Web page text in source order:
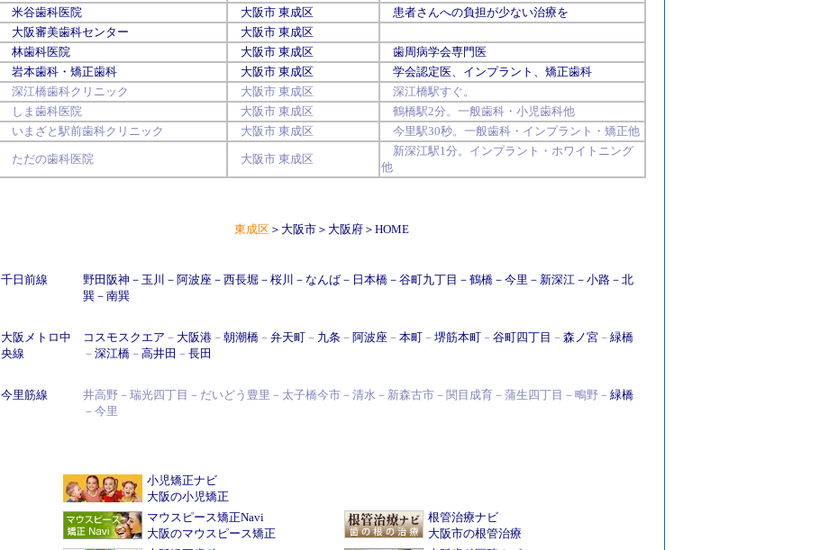
米谷歯科医院
大阪市 東成区
患者さんへの負担が少ない治療を
大阪審美歯科センター
大阪市 東成区
林歯科医院
大阪市 東成区
歯周病学会専門医
岩本歯科・矯正歯科
大阪市 東成区 学会認定医、 インプラント 、矯正歯科
深江橋歯科クリニック
大阪市 東成区 深江橋駅すぐ。
しま歯科医院
大阪市 東成区 鶴橋駅2分。一般歯科・小児歯科他
いまざと駅前歯科クリニック
大阪市 東成区 今里駅30秒。一般歯科・インプラント・矯正他
ただの歯科医院 大阪市 東成区
新深江駅1分。インプラント・ホワイトニング
他
東成区 ＞ 大阪市 ＞ 大阪府 ＞ HOME
千日前線 野田阪神－ 玉川 － 阿波座－ 西長堀 － 桜川 － なんば－ 日本橋－ 谷町九丁目 － 鶴橋－ 今里 － 新深江－ 小路－ 北
巽－ 南巽
大阪メトロ中
央線
コスモスクエア － 大阪港－ 朝潮橋－ 弁天町－ 九条－ 阿波座－ 本町－ 堺筋本町－ 谷町四丁目 － 森ノ宮－ 緑橋
－ 深江橋－ 高井田 － 長田
今里筋線 井高野－瑞光四丁目－だいどう豊里－太子橋今市－清水－新森古市－関目成育－蒲生四丁目－鴫野－ 緑橋
－今里
小児矯正ナビ
大阪の小児矯正
マウスピース矯正Navi
大阪のマウスピース矯正
根管治療ナビ
大阪市の根管治療